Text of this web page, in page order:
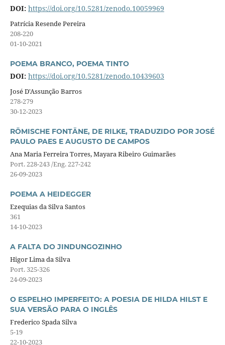
DOI: https://doi.org/10.5281/zenodo.10059969
Patrícia Resende Pereira
208-220
01-10-2021
POEMA BRANCO, POEMA TINTO
DOI: https://doi.org/10.5281/zenodo.10439603
José D'Assunção Barros
278-279
30-12-2023
RÖMISCHE FONTÄNE, DE RILKE, TRADUZIDO POR JOSÉ
PAULO PAES E AUGUSTO DE CAMPOS
Ana Maria Ferreira Torres, Mayara Ribeiro Guimarães
Port. 228-243 /Eng. 227-242
26-09-2023
POEMA A HEIDEGGER
Ezequias da Silva Santos
361
14-10-2023
A FALTA DO JINDUNGOZINHO
Higor Lima da Silva
Port. 325-326
24-09-2023
O ESPELHO IMPERFEITO: A POESIA DE HILDA HILST E
SUA VERSÃO PARA O INGLÊS
Frederico Spada Silva
5-19
22-10-2023